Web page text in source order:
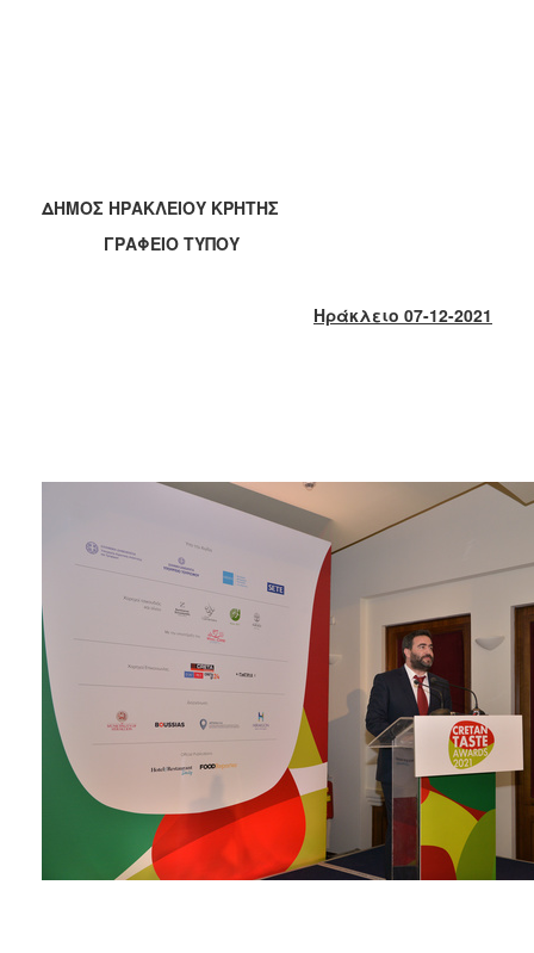
2006
ΔΗΜΟΣ ΗΡΑΚΛΕΙΟΥ ΚΡΗΤΗΣ
ΓΡΑΦΕΙΟ ΤΥΠΟΥ
Ηράκλειο 07-12-2021